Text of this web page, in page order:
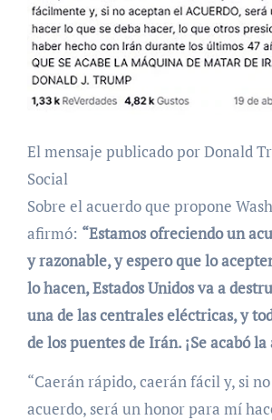
El mensaje publicado por Donald
Social
Sobre el acuerdo que propone
afirmó: “Estamos ofreciendo un
y razonable, y espero que lo
lo hacen, Estados Unidos va a
una de las centrales eléctricas, y
de los puentes de Irán. ¡Se acabó
“Caerán rápido, caerán fácil y, si
acuerdo, será un honor para mí